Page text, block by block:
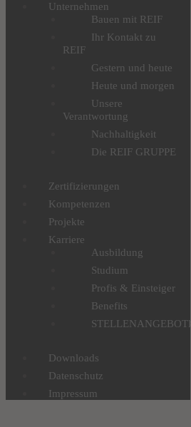
Unternehmen
Bauen mit REIF
Ihr Kontakt zu
REIF
Gestern und heute
Heute und morgen
Unsere
Verantwortung
Nachhaltigkeit
Die REIF GRUPPE
Zertifizierungen
Kompetenzen
Projekte
Karriere
Ausbildung
Studium
Profis & Einsteiger
Benefits
STELLENANGEBOTE
Downloads
Datenschutz
Impressum